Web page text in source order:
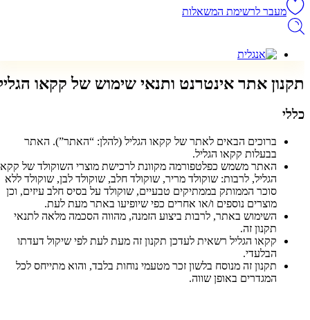
מעבר לרשימת המשאלות
תקנון אתר אינטרנט ותנאי שימוש של קקאו הגליל
כללי
ברוכים הבאים לאתר של קקאו הגליל (להלן: “האתר”). האתר
בבעלות קקאו הגליל.
האתר משמש כפלטפורמה מקוונת לרכישת מוצרי השוקולד של קקאו
הגליל, לרבות: שוקולד מריר, שוקולד חלב, שוקולד לבן, שוקולד ללא
סוכר הממותק בממתיקים טבעיים, שוקולד על בסיס חלב עיזים, וכן
מוצרים נוספים ו/או אחרים כפי שיופיעו באתר מעת לעת.
השימוש באתר, לרבות ביצוע הזמנה, מהווה הסכמה מלאה לתנאי
תקנון זה.
קקאו הגליל רשאית לעדכן תקנון זה מעת לעת לפי שיקול דעדתו
הבלעדי.
תקנון זה מנוסח בלשון זכר מטעמי נוחות בלבד, והוא מתייחס לכל
המגדרים באופן שווה.